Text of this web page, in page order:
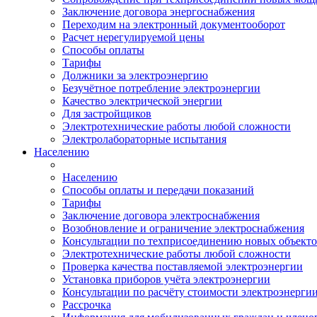
Заключение договора энергоснабжения
Переходим на электронный документооборот
Расчет нерегулируемой цены
Способы оплаты
Тарифы
Должники за электроэнергию
Безучётное потребление электроэнергии
Качество электрической энергии
Для застройщиков
Электротехнические работы любой сложности
Электролабораторные испытания
Населению
Населению
Способы оплаты и передачи показаний
Тарифы
Заключение договора электроснабжения
Возобновление и ограничение электроснабжения
Консультации по техприсоединению новых
Электротехнические работы любой сложности
Проверка качества поставляемой электроэнергии
Установка приборов учёта электроэнергии
Консультации по расчёту стоимости
Рассрочка